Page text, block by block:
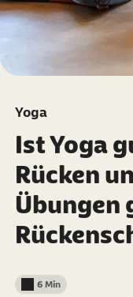
Yoga
Ist Yoga
Rücken
Übungen
Lesedauer weniger als
6 Min